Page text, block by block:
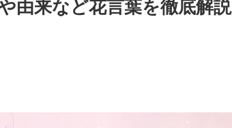
由来など花言葉を徹底解説